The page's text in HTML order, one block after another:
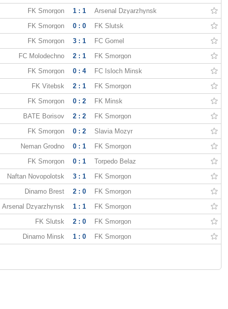
FK Smorgon 1 : 1 Arsenal Dzyarzhynsk
FK Smorgon 0 : 0 FK Slutsk
FK Smorgon 3 : 1 FC Gomel
FC Molodechno 2 : 1 FK Smorgon
FK Smorgon 0 : 4 FC Isloch Minsk
FK Vitebsk 2 : 1 FK Smorgon
FK Smorgon 0 : 2 FK Minsk
BATE Borisov 2 : 2 FK Smorgon
FK Smorgon 0 : 2 Slavia Mozyr
Neman Grodno 0 : 1 FK Smorgon
FK Smorgon 0 : 1 Torpedo Belaz
Naftan Novopolotsk 3 : 1 FK Smorgon
Dinamo Brest 2 : 0 FK Smorgon
Arsenal Dzyarzhynsk 1 : 1 FK Smorgon
FK Slutsk 2 : 0 FK Smorgon
Dinamo Minsk 1 : 0 FK Smorgon